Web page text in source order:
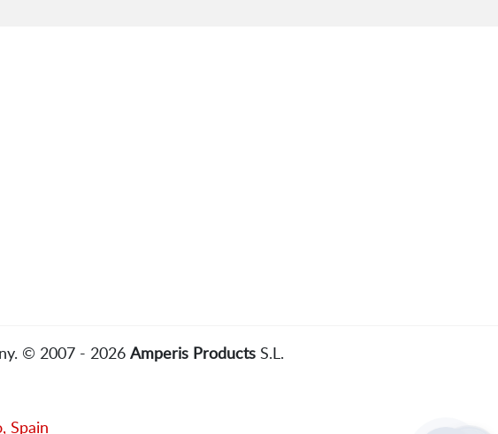
© 2007 - 2026 Amperis Products S.L.
Spain